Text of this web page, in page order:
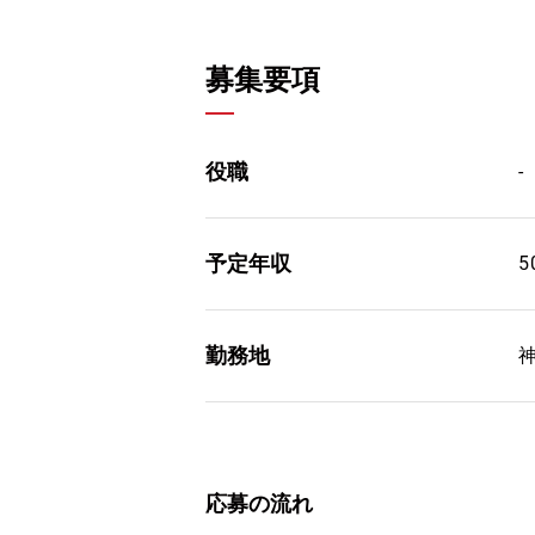
募集要項
役職 -
予定年収
勤務地
応募の流れ